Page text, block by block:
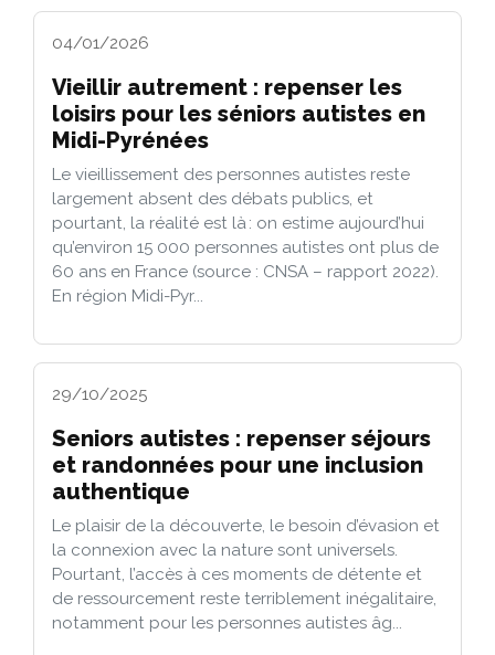
04/01/2026
Vieillir autrement : repenser les
loisirs pour les séniors autistes en
Midi-Pyrénées
Le vieillissement des personnes autistes reste
largement absent des débats publics, et
pourtant, la réalité est là : on estime aujourd’hui
qu’environ 15 000 personnes autistes ont plus de
60 ans en France (source : CNSA – rapport 2022).
En région Midi-Pyr...
29/10/2025
Seniors autistes : repenser séjours
et randonnées pour une inclusion
authentique
Le plaisir de la découverte, le besoin d’évasion et
la connexion avec la nature sont universels.
Pourtant, l’accès à ces moments de détente et
de ressourcement reste terriblement inégalitaire,
notamment pour les personnes autistes âg...